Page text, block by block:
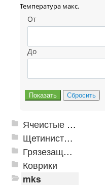
Температура макс.
От
До
Ячеистые грязезащитные покрытия
Щетинистые покрытия
Грязезащитные, влаговпитывающие покрытия
Коврики
mks